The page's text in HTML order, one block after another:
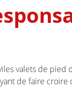
valets de pied
de faire croire